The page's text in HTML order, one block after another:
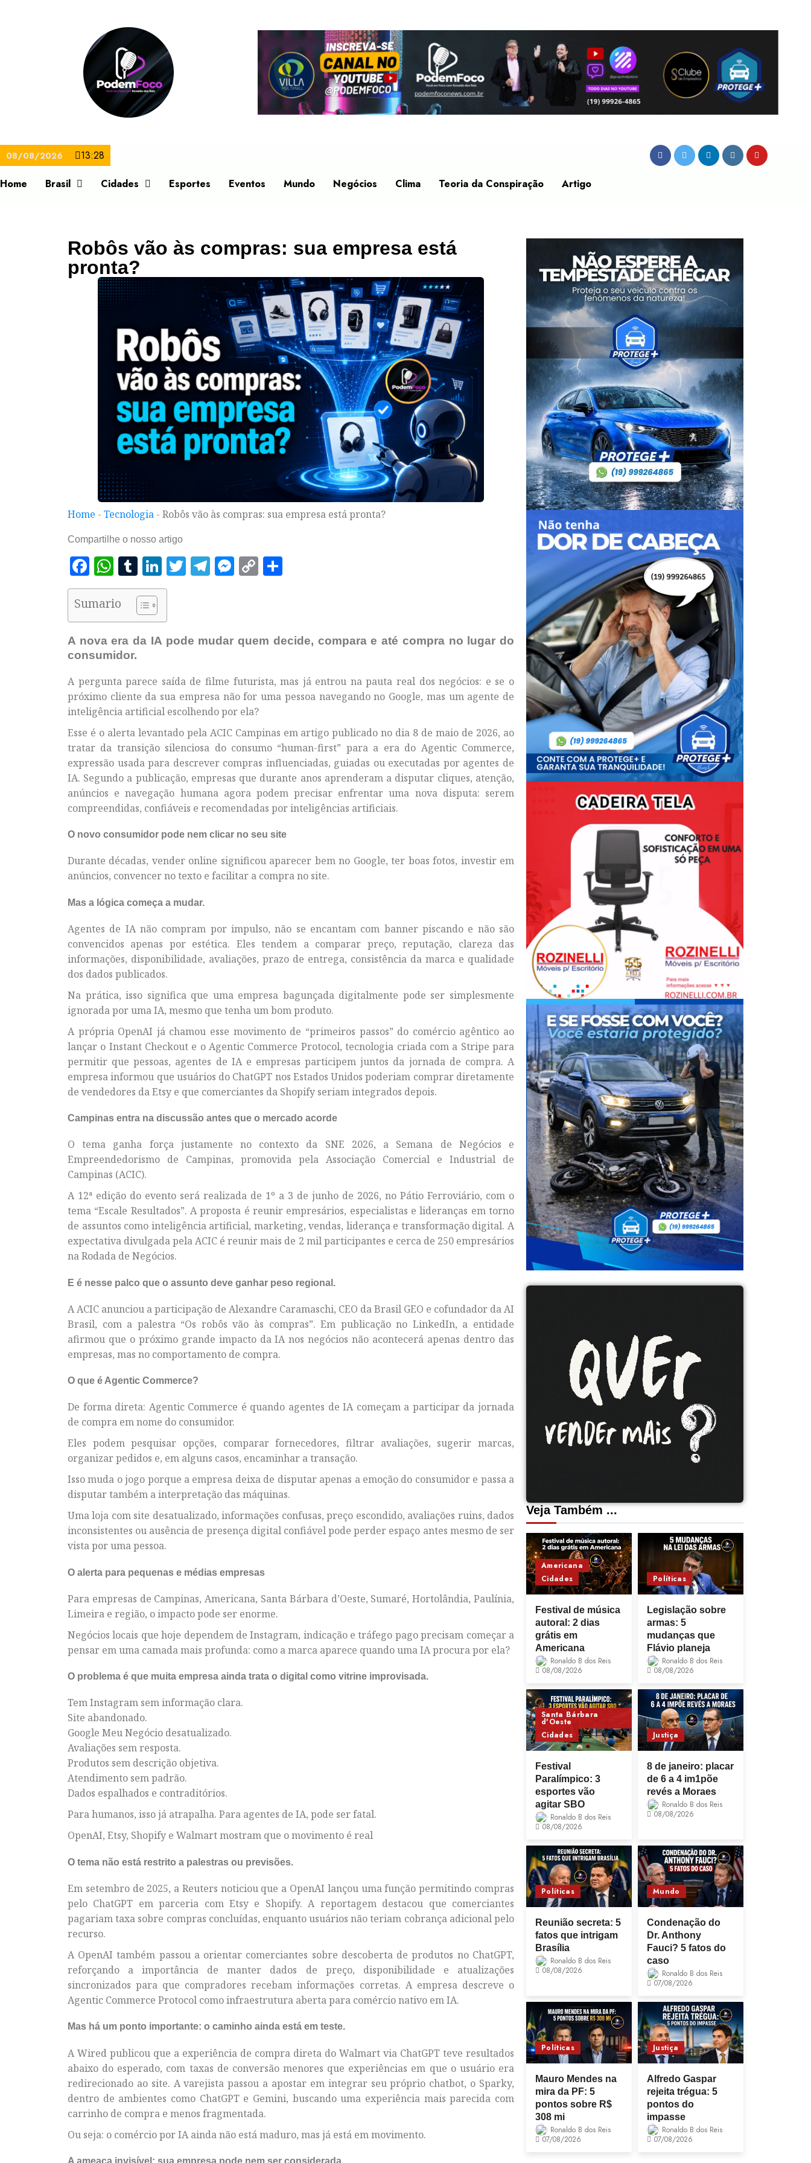
08/08/2026 13:28
Home Brasil Cidades Esportes Eventos Mundo Negócios Clima Teoria da Conspiração Artigo
Robôs vão às compras: sua empresa está
pronta?
Home - Tecnologia - Robôs vão às compras: sua empresa está pronta?
Compartilhe o nosso artigo
Facebook
WhatsApp
Tumblr
LinkedIn
TwitterTelegram
Messenger
Copy
Sumario
A nova era da IA pode mudar quem decide, compara e até compra no lugar do
consumidor.
A pergunta parece saída de filme futurista, mas já entrou na pauta real dos negócios: e se o
próximo cliente da sua empresa não for uma pessoa navegando no Google, mas um agente de
inteligência artificial escolhendo por ela?
Esse é o alerta levantado pela ACIC Campinas em artigo publicado no dia 8 de maio de 2026, ao
tratar da transição silenciosa do consumo “human-first” para a era do Agentic Commerce,
expressão usada para descrever compras influenciadas, guiadas ou executadas por agentes de
IA. Segundo a publicação, empresas que durante anos aprenderam a disputar cliques, atenção,
anúncios e navegação humana agora podem precisar enfrentar uma nova disputa: serem
compreendidas, confiáveis e recomendadas por inteligências artificiais.
O novo consumidor pode nem clicar no seu site
Durante décadas, vender online significou aparecer bem no Google, ter boas fotos, investir em
anúncios, convencer no texto e facilitar a compra no site.
Mas a lógica começa a mudar.
Agentes de IA não compram por impulso, não se encantam com banner piscando e não são
convencidos apenas por estética. Eles tendem a comparar preço, reputação, clareza das
informações, disponibilidade, avaliações, prazo de entrega, consistência da marca e qualidade
dos dados publicados.
Na prática, isso significa que uma empresa bagunçada digitalmente pode ser simplesmente
ignorada por uma IA, mesmo que tenha um bom produto.
A própria OpenAI já chamou esse movimento de “primeiros passos” do comércio agêntico ao
lançar o Instant Checkout e o Agentic Commerce Protocol, tecnologia criada com a Stripe para
permitir que pessoas, agentes de IA e empresas participem juntos da jornada de compra. A
empresa informou que usuários do ChatGPT nos Estados Unidos poderiam comprar diretamente
de vendedores da Etsy e que comerciantes da Shopify seriam integrados depois.
Campinas entra na discussão antes que o mercado acorde
O tema ganha força justamente no contexto da SNE 2026, a Semana de Negócios e
Empreendedorismo de Campinas, promovida pela Associação Comercial e Industrial de
Campinas (ACIC).
A 12ª edição do evento será realizada de 1º a 3 de junho de 2026, no Pátio Ferroviário, com o
tema “Escale Resultados”. A proposta é reunir empresários, especialistas e lideranças em torno
de assuntos como inteligência artificial, marketing, vendas, liderança e transformação digital. A
expectativa divulgada pela ACIC é reunir mais de 2 mil participantes e cerca de 250 empresários
na Rodada de Negócios.
E é nesse palco que o assunto deve ganhar peso regional.
A ACIC anunciou a participação de Alexandre Caramaschi, CEO da Brasil GEO e cofundador da AI
Brasil, com a palestra “Os robôs vão às compras”. Em publicação no LinkedIn, a entidade
afirmou que o próximo grande impacto da IA nos negócios não acontecerá apenas dentro das
empresas, mas no comportamento de compra.
O que é Agentic Commerce?
De forma direta: Agentic Commerce é quando agentes de IA começam a participar da jornada
de compra em nome do consumidor.
Eles podem pesquisar opções, comparar fornecedores, filtrar avaliações, sugerir marcas,
organizar pedidos e, em alguns casos, encaminhar a transação.
Isso muda o jogo porque a empresa deixa de disputar apenas a emoção do consumidor e passa a
disputar também a interpretação das máquinas.
Uma loja com site desatualizado, informações confusas, preço escondido, avaliações ruins, dados
inconsistentes ou ausência de presença digital confiável pode perder espaço antes mesmo de ser
vista por uma pessoa.
O alerta para pequenas e médias empresas
Para empresas de Campinas, Americana, Santa Bárbara d’Oeste, Sumaré, Hortolândia, Paulínia,
Limeira e região, o impacto pode ser enorme.
Negócios locais que hoje dependem de Instagram, indicação e tráfego pago precisam começar a
pensar em uma camada mais profunda: como a marca aparece quando uma IA procura por ela?
O problema é que muita empresa ainda trata o digital como vitrine improvisada.
Tem Instagram sem informação clara.
Site abandonado.
Google Meu Negócio desatualizado.
Avaliações sem resposta.
Produtos sem descrição objetiva.
Atendimento sem padrão.
Dados espalhados e contraditórios.
Para humanos, isso já atrapalha. Para agentes de IA, pode ser fatal.
OpenAI, Etsy, Shopify e Walmart mostram que o movimento é real
O tema não está restrito a palestras ou previsões.
Em setembro de 2025, a Reuters noticiou que a OpenAI lançou uma função permitindo compras
pelo ChatGPT em parceria com Etsy e Shopify. A reportagem destacou que comerciantes
pagariam taxa sobre compras concluídas, enquanto usuários não teriam cobrança adicional pelo
recurso.
A OpenAI também passou a orientar comerciantes sobre descoberta de produtos no ChatGPT,
reforçando a importância de manter dados de preço, disponibilidade e atualizações
sincronizados para que compradores recebam informações corretas. A empresa descreve o
Agentic Commerce Protocol como infraestrutura aberta para comércio nativo em IA.
Mas há um ponto importante: o caminho ainda está em teste.
A Wired publicou que a experiência de compra direta do Walmart via ChatGPT teve resultados
abaixo do esperado, com taxas de conversão menores que experiências em que o usuário era
redirecionado ao site. A varejista passou a apostar em integrar seu próprio chatbot, o Sparky,
dentro de ambientes como ChatGPT e Gemini, buscando uma experiência mais parecida com
carrinho de compra e menos fragmentada.
Ou seja: o comércio por IA ainda não está maduro, mas já está em movimento.
A ameaça invisível: sua empresa pode nem ser considerada
Veja Também ...
Americana
Cidades
Festival de música
autoral: 2 dias
grátis em
Americana
Ronaldo B dos Reis
08/08/2026
Políticas
Legislação sobre
armas: 5
mudanças que
Flávio planeja
Ronaldo B dos Reis
08/08/2026
Santa Bárbara
d'Oeste
Cidades
Festival
Paralímpico: 3
esportes vão
agitar SBO
Ronaldo B dos Reis
08/08/2026
Justiça
8 de janeiro: placar
de 6 a 4 im1põe
revés a Moraes
Ronaldo B dos Reis
08/08/2026
Políticas
Reunião secreta: 5
fatos que intrigam
Brasília
Ronaldo B dos Reis
08/08/2026
Mundo
Condenação do
Dr. Anthony
Fauci? 5 fatos do
caso
Ronaldo B dos Reis
07/08/2026
Políticas
Mauro Mendes na
mira da PF: 5
pontos sobre R$
308 mi
Ronaldo B dos Reis
07/08/2026
Justiça
Alfredo Gaspar
rejeita trégua: 5
pontos do
impasse
Ronaldo B dos Reis
07/08/2026